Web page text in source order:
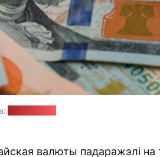
валюты падаражэлі на